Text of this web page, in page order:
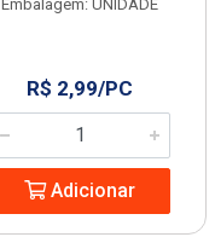
Embalagem: UNIDADE
R$ 2,99/PC
Adicionar